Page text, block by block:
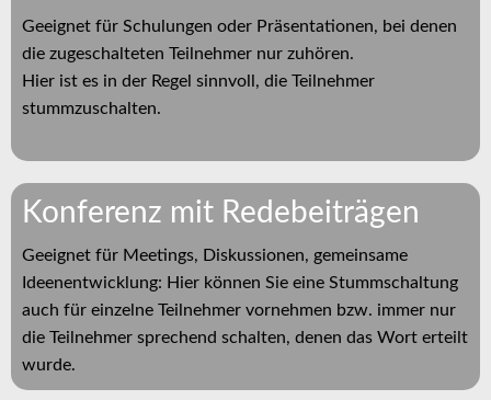
Geeignet für Schulungen oder Präsentationen, bei denen
die zugeschalteten Teilnehmer nur zuhören.
Hier ist es in der Regel sinnvoll, die Teilnehmer
stummzuschalten.
Konferenz mit Redebeiträgen
Geeignet für Meetings, Diskussionen, gemeinsame
Ideenentwicklung: Hier können Sie eine Stummschaltung
auch für einzelne Teilnehmer vornehmen bzw. immer nur
die Teilnehmer sprechend schalten, denen das Wort erteilt
wurde.